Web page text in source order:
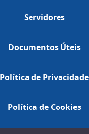
Servidores
Documentos Úteis
Política de Privacidade
Política de Cookies